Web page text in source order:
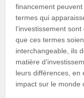
financement
termes qui
l’investissement sont
que ces termes
interchangeable, ils
matière
leurs différences, en
impact sur le monde